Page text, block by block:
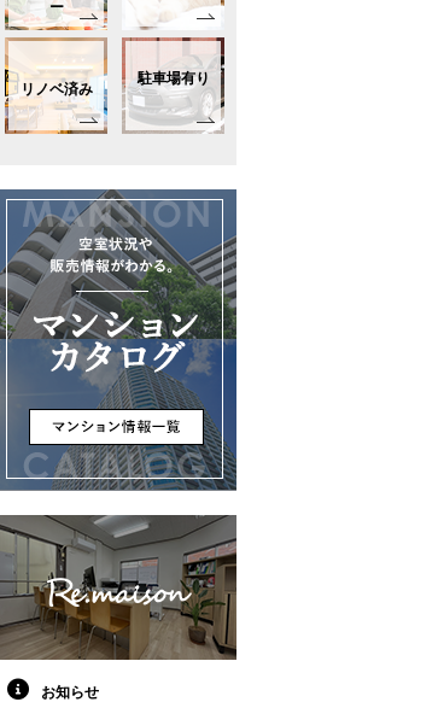
ー
リノベ済み
駐車場有り
お知らせ